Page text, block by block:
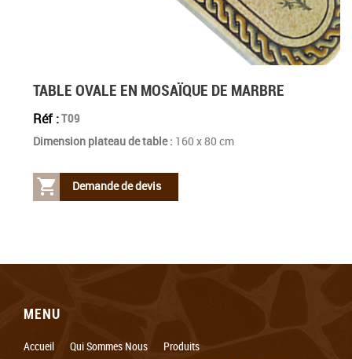
TABLE OVALE EN MOSAÏQUE DE MARBRE
Réf :T09
Dimension plateau de table : 160 x 80 cm
Demande de devis
MENU
Accueil Qui Sommes Nous Produits